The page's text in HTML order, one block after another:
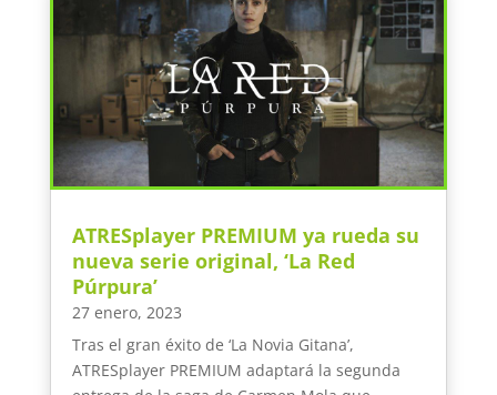
ATRESplayer PREMIUM ya rueda su
nueva serie original, ‘La Red
Púrpura’
27 enero, 2023
Tras el gran éxito de ‘La Novia Gitana’,
ATRESplayer PREMIUM adaptará la segunda